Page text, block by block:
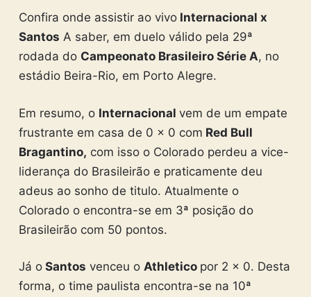
Confira onde assistir ao vivoInternacional x
Santos A saber, em duelo válido pela 29ª
rodada do Campeonato Brasileiro Série A, no
estádio Beira-Rio, em Porto Alegre.
Em resumo, o Internacional vem de um empate
frustrante em casa de 0 x 0 com Red Bull
Bragantino, com isso o Colorado perdeu a vice-
liderança do Brasileirão e praticamente deu
adeus ao sonho de titulo. Atualmente o
Colorado o encontra-se em 3ª posição do
Brasileirão com 50 pontos.
Já oSantos venceu o Athletico por 2 x 0. Desta
forma, o time paulista encontra-se na 10ª